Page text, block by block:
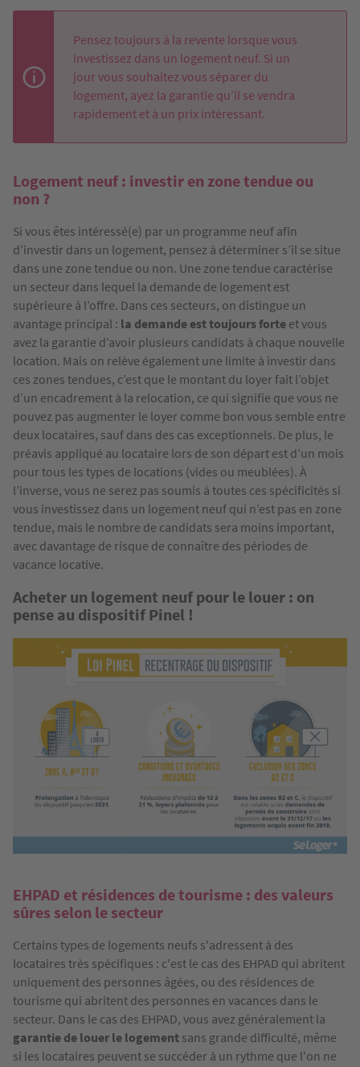
Pensez toujours à la revente lorsque vous
investissez dans un logement neuf. Si un
jour vous souhaitez vous séparer du
logement, ayez la garantie qu’il se vendra
rapidement et à un prix intéressant.
Logement neuf : investir en zone tendue ou
non ?
Si vous êtes intéressé(e) par un programme neuf afin
d’investir dans un logement, pensez à déterminer s’il se situe
dans une zone tendue ou non. Une zone tendue caractérise
un secteur dans lequel la demande de logement est
supérieure à l’offre. Dans ces secteurs, on distingue un
avantage principal : la demande est toujours forte et vous
avez la garantie d’avoir plusieurs candidats à chaque nouvelle
location. Mais on relève également une limite à investir dans
ces zones tendues, c’est que le montant du loyer fait l’objet
d’un encadrement à la relocation, ce qui signifie que vous ne
pouvez pas augmenter le loyer comme bon vous semble entre
deux locataires, sauf dans des cas exceptionnels. De plus, le
préavis appliqué au locataire lors de son départ est d’un mois
pour tous les types de locations (vides ou meublées). À
l’inverse, vous ne serez pas soumis à toutes ces spécificités si
vous investissez dans un logement neuf qui n’est pas en zone
tendue, mais le nombre de candidats sera moins important,
avec davantage de risque de connaître des périodes de
vacance locative.
Acheter un logement neuf pour le louer : on
pense au dispositif Pinel !
EHPAD et résidences de tourisme : des valeurs
sûres selon le secteur
Certains types de logements neufs s'adressent à des
locataires très spécifiques : c'est le cas des EHPAD qui abritent
uniquement des personnes âgées, ou des résidences de
tourisme qui abritent des personnes en vacances dans le
secteur. Dans le cas des EHPAD, vous avez généralement la
garantie de louer le logement sans grande difficulté, même
si les locataires peuvent se succéder à un rythme que l'on ne